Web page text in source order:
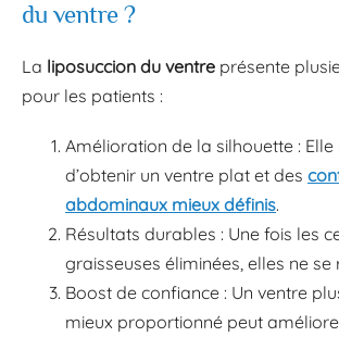
du ventre ?
La liposuccion du ventre présente
pour les patients :
Amélioration de la silhouette :
d’obtenir un ventre plat et des
abdominaux mieux définis.
Résultats durables : Une fois les
graisseuses éliminées, elles ne
Boost de confiance : Un ventre
mieux proportionné peut